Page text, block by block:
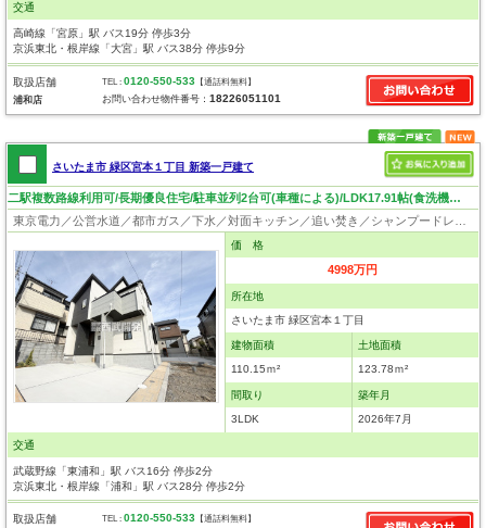
交通
高崎線「宮原」駅 バス19分 停歩3分
京浜東北・根岸線「大宮」駅 バス38分 停歩9分
取扱店舗
浦和店
TEL :0120-550-533 【通話料無料】
お問い合わせ物件番号：18226051101
さいたま市 緑区宮本１丁目 新築一戸建て
二駅複数路線利用可/長期優良住宅/駐車並列2台可(車種による)/LDK17.91帖(食洗機付)/耐震等級3/日当り良好
価 格
4998万円
所在地
さいたま市 緑区宮本１丁目
建物面積
110.15ｍ²
土地面積
123.78ｍ²
間取り
3LDK
築年月
2026年7月
交通
武蔵野線「東浦和」駅 バス16分 停歩2分
京浜東北・根岸線「浦和」駅 バス28分 停歩2分
取扱店舗 TEL :0120-550-533 【通話料無料】